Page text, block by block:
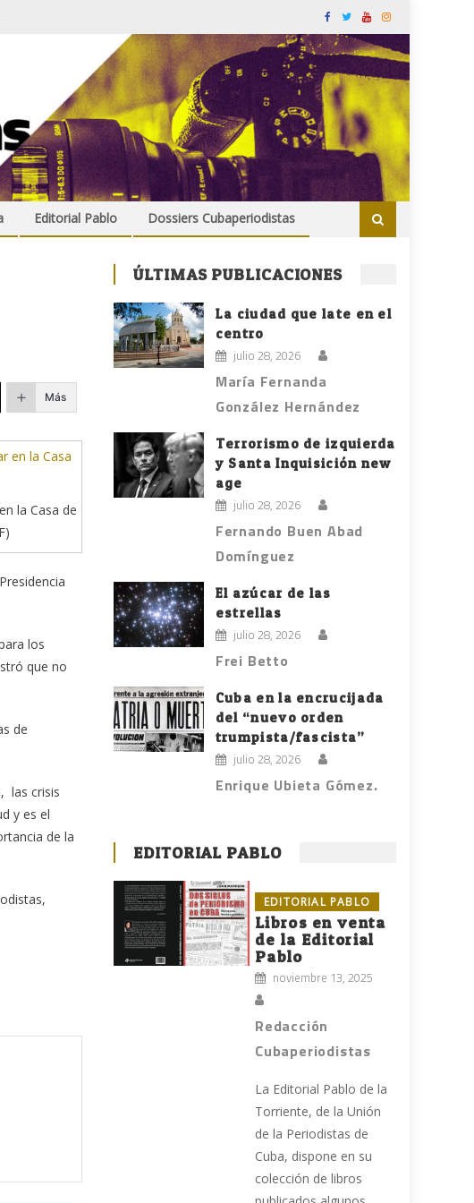
Editorial Pablo Dossiers Cubaperiodistas
Más
la Casa de
los
que no
de
las crisis
y es el
de la
ÚLTIMAS PUBLICACIONES
La ciudad que late en el
centro
julio 28, 2026
María Fernanda
González Hernández
Terrorismo de izquierda
y Santa Inquisición new
age
julio 28, 2026
Fernando Buen Abad
Domínguez
El azúcar de las
estrellas
julio 28, 2026
Frei Betto
Cuba en la encrucijada
del “nuevo orden
trumpista/fascista”
julio 28, 2026
Enrique Ubieta Gómez.
EDITORIAL PABLO
EDITORIAL PABLO
Libros en venta
de la Editorial
Pablo
noviembre 13, 2025
Redacción
Cubaperiodistas
La Editorial Pablo de la
Torriente, de la Unión
de la Periodistas de
Cuba, dispone en su
colección de libros